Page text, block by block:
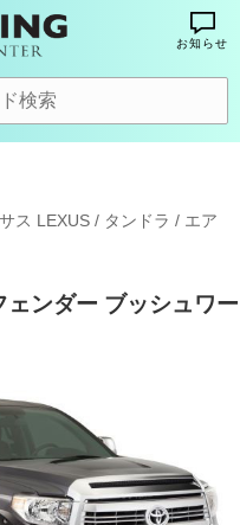
お知らせ
ス LEXUS / タンドラ / エア
ンダー ブッシュワー